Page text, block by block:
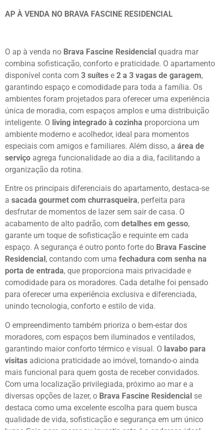
AP À VENDA NO BRAVA FASCINE RESIDENCIAL
O ap à venda no Brava Fascine Residencial quadra mar
combina sofisticação, conforto e praticidade. O apartamento
disponível conta com 3 suítes e 2 a 3 vagas de garagem,
garantindo espaço e comodidade para toda a família. Os
ambientes foram projetados para oferecer uma experiência
única de moradia, com espaços amplos e uma distribuição
inteligente. O living integrado à cozinha proporciona um
ambiente moderno e acolhedor, ideal para momentos
especiais com amigos e familiares. Além disso, a área de
serviço agrega funcionalidade ao dia a dia, facilitando a
organização da rotina.
Entre os principais diferenciais do apartamento, destaca-se
a sacada gourmet com churrasqueira, perfeita para
desfrutar de momentos de lazer sem sair de casa. O
acabamento de alto padrão, com detalhes em gesso,
garante um toque de sofisticação e requinte em cada
espaço. A segurança é outro ponto forte do Brava Fascine
Residencial , contando com uma fechadura com senha na
porta de entrada, que proporciona mais privacidade e
comodidade para os moradores. Cada detalhe foi pensado
para oferecer uma experiência exclusiva e diferenciada,
unindo tecnologia, conforto e estilo de vida.
O empreendimento também prioriza o bem-estar dos
moradores, com espaços bem iluminados e ventilados,
garantindo maior conforto térmico e visual. O lavabo para
visitas adiciona praticidade ao imóvel, tornando-o ainda
mais funcional para quem gosta de receber convidados.
Com uma localização privilegiada, próximo ao mar e a
diversas opções de lazer, o Brava Fascine Residencial se
destaca como uma excelente escolha para quem busca
qualidade de vida, sofisticação e segurança em um único